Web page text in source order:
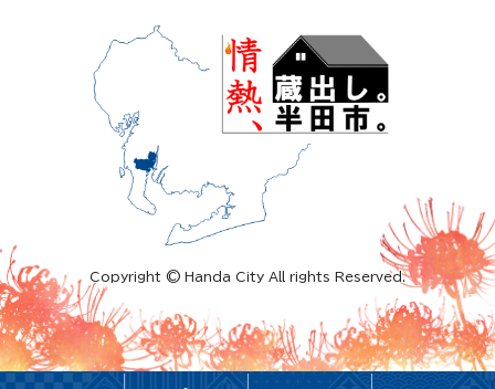
Copyright © Handa City All rights Reserved.